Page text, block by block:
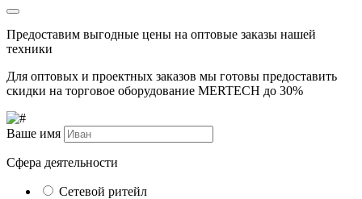
Предоставим выгодные цены на оптовые заказы нашей
техники
Для оптовых и проектных заказов мы готовы предоставить
скидки на торговое оборудование MERTECH до 30%
Ваше имя
Сфера деятельности
Сетевой ритейл